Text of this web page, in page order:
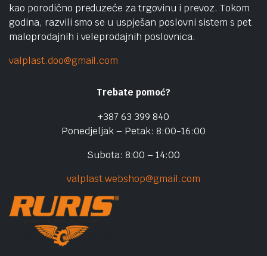
kao porodično preduzeće za trgovinu i prevoz. Tokom
godina, razvili smo se u uspješan poslovni sistem s pet
maloprodajnih i veleprodajnih poslovnica.
valplast.doo@gmail.com
Trebate pomoć?
+387 63 399 840
Ponedjeljak – Petak: 8:00-16:00
Subota: 8:00 – 14:00
valplast.webshop@gmail.com